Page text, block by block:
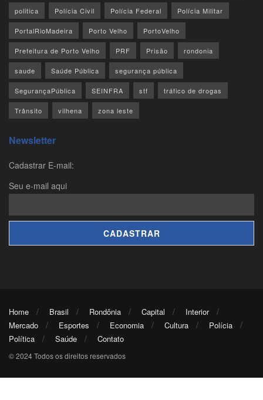
politica Polícia Civil Polícia Federal Polícia Militar
PortalRioMadeira Porto Velho PortoVelho
Prefeitura de Porto Velho PRF Prisão rondonia
saude Saúde Pública segurança pública
SegurançaPública SEINFRA stf tráfico de drogas
Trânsito vilhena zona leste
Newsletter
Cadastrar E-mail:
Seu e-mail aqui
Home Brasil Rondônia Capital
Interior
Mercado
Esportes Economia Cultura
Polícia
Política
Saúde Contato
© 2024 Todos os direitos reservados